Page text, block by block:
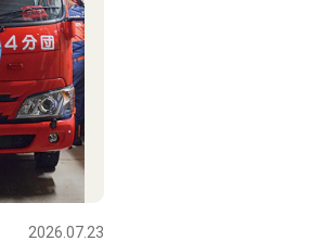
2026.07.23